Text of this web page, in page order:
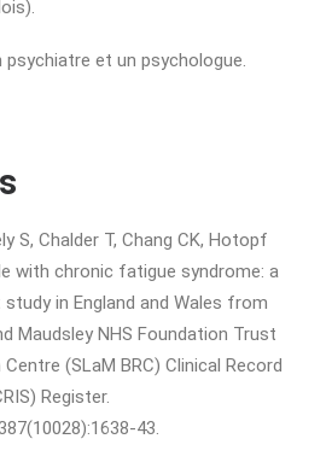
psychiatre et un psychologue.
S, Chalder T, Chang CK, Hotopf
with chronic fatigue syndrome: a
in England and Wales from
Maudsley NHS Foundation Trust
(SLaM BRC) Clinical Record
Register.
43.